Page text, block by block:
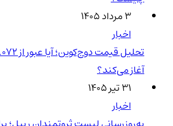
۳ مرداد ۱۴۰۵
اخبار
آغاز می‌کند؟
۳۱ تیر ۱۴۰۵
اخبار